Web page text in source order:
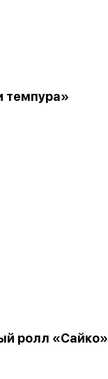
темпура»
ролл «Сайко»